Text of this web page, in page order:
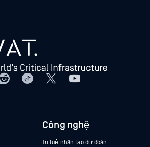
Công nghệ
Trí tuệ nhân tạo dự đoán